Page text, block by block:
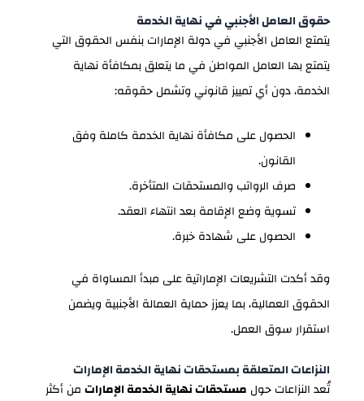
حقوق العامل الأجنبي في نهاية الخدمة
يتمتع العامل الأجنبي في دولة الإمارات بنفس الحقوق التي
يتمتع بها العامل المواطن في ما يتعلق بمكافأة نهاية
الخدمة، دون أي تمييز قانوني وتشمل حقوقه:
الحصول على مكافأة نهاية الخدمة كاملة وفق
القانون.
صرف الرواتب والمستحقات المتأخرة.
تسوية وضع الإقامة بعد انتهاء العقد.
الحصول على شهادة خبرة.
وقد أكدت التشريعات الإماراتية على مبدأ المساواة في
الحقوق العمالية، بما يعزز حماية العمالة الأجنبية ويضمن
استقرار سوق العمل.
النزاعات المتعلقة بمستحقات نهاية الخدمة الإمارات
تُعد النزاعات حول مستحقات نهاية الخدمة الإماراتمن أكثر